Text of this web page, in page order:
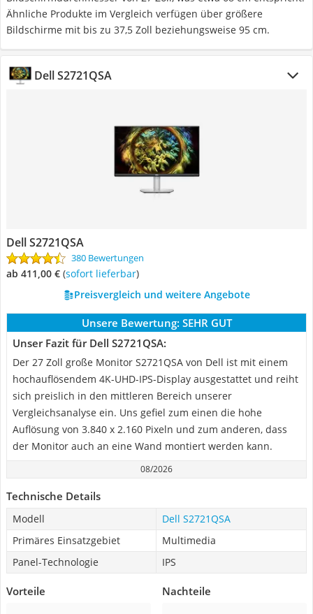
Ähnliche Produkte im Vergleich verfügen über größere
Bildschirme mit bis zu 37,5 Zoll beziehungsweise 95 cm.
Dell S2721QSA
Dell S2721QSA
380 Bewertungen
ab 411,00 € ( Sofort lieferbar)
Preisvergleich und weitere Angebote
Unsere Bewertung: SEHR GUT
Unser Fazit für Dell S2721QSA:
Der 27 Zoll große Monitor S2721QSA von Dell ist mit einem
hochauflösendem 4K-UHD-IPS-Display ausgestattet und reiht
sich preislich in den mittleren Bereich unserer
Vergleichsanalyse ein. Uns gefiel zum einen die hohe
Auflösung von 3.840 x 2.160 Pixeln und zum anderen, dass
der Monitor auch an eine Wand montiert werden kann.
08/2026
Technische Details
Modell
Dell S2721QSA
Primäres Einsatzgebiet
Multimedia
Panel-Technologie
IPS
Vorteile Nachteile